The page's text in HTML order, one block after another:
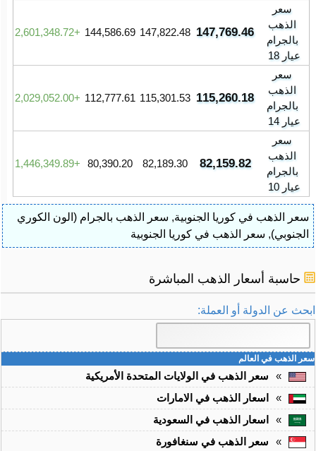
سعر
الذهب
بالجرام
عيار 18
147,769.46
147,822.48
144,586.69
2,601,348.72
سعر
الذهب
بالجرام
عيار 14
115,260.18
115,301.53
112,777.61
2,029,052.00
سعر
الذهب
بالجرام
عيار 10
82,159.82
82,189.30
80,390.20
1,446,349.89
سعر الذهب في كوريا الجنوبية, سعر الذهب بالجرام (الون الكوري
الجنوبي), سعر الذهب في كوريا الجنوبية
حاسبة أسعار الذهب المباشرة
ابحث عن الدولة أو العملة:
سعر الذهب في العالم
»
سعر الذهب في الولايات المتحدة الأمريكية
»
اسعار الذهب في الامارات
»
اسعار الذهب في السعودية
»
سعر الذهب في سنغافورة